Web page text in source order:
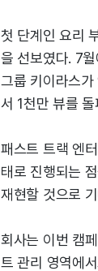
첫 단계인 요리
을 선보였다. 7
그룹 키이라스
서 1천만 뷰를
패스트 트랙 엔
태로 진행되는
재현할 것으로
회사는 이번 캠
트 관리 영역에